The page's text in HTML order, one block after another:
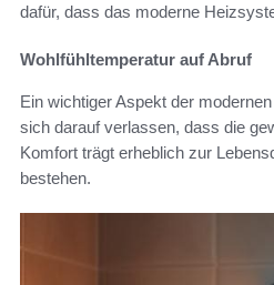
dafür, dass das moderne
Wohlfühltemperatur auf Abruf
Ein wichtiger Aspekt der
sich darauf verlassen, dass die
Komfort trägt erheblich zur
bestehen.